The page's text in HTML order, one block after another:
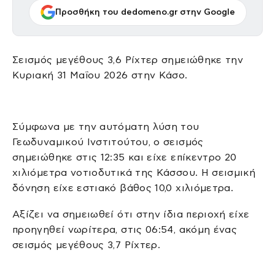
Προσθήκη του dedomeno.gr στην Google
Σεισμός μεγέθους 3,6 Ρίχτερ σημειώθηκε την
Κυριακή 31 Μαΐου 2026 στην Κάσο.
Σύμφωνα με την αυτόματη λύση του
Γεωδυναμικού Ινστιτούτου, ο σεισμός
σημειώθηκε στις 12:35 και είχε επίκεντρο 20
χιλιόμετρα νοτιοδυτικά της Κάσσου. Η σεισμική
δόνηση είχε εστιακό βάθος 10,0 χιλιόμετρα.
Αξίζει να σημειωθεί ότι στην ίδια περιοχή είχε
προηγηθεί νωρίτερα, στις 06:54, ακόμη ένας
σεισμός μεγέθους 3,7 Ρίχτερ.